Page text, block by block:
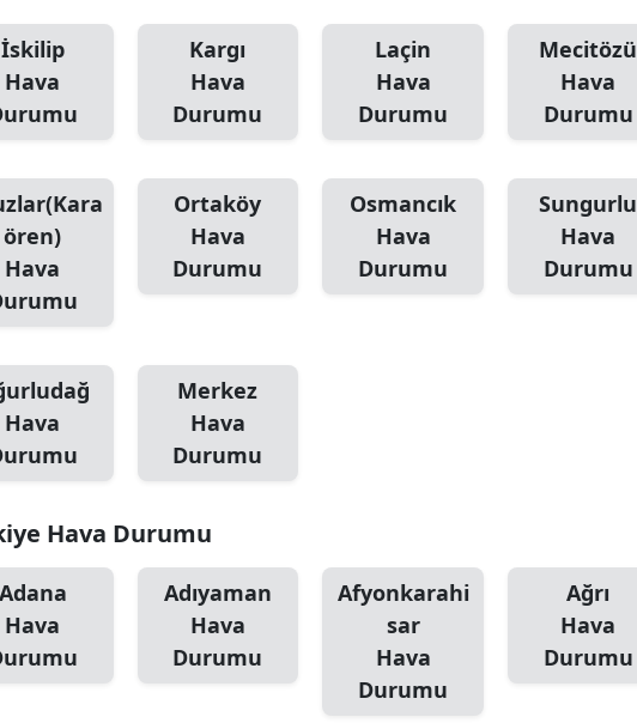
Mersin
Kars
Kayseri
Malatya
Kahramanmaraş
İskilip
Hava
Kargı
Hava
Durumu
Laçin
Hava
Durumu
Mecitözü
Hava
Durumu
ören)
Hava
Ortaköy
Hava
Durumu
Osmancık
Hava
Durumu
Sungurlu
Hava
Durumu
Hava
Merkez
Hava
Durumu
Hava Durumu
Adana
Hava
Adıyaman
Hava
Durumu
Afyonkarahi
sar
Hava
Durumu
Ağrı
Hava
Durumu